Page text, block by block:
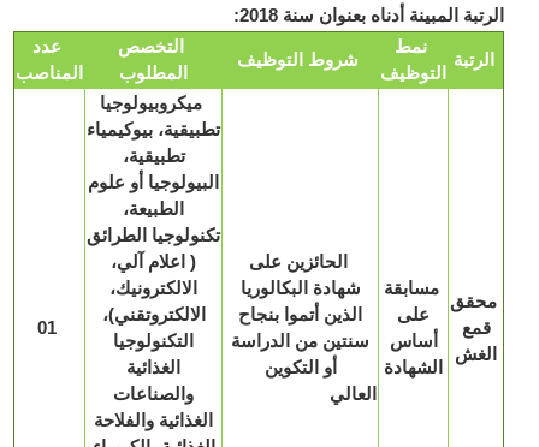
المبينة أدناه بعنوان سنة 2018:
عدد
المناصب
التخصص
المطلوب
شروط التوظيف
التوظيف
01
ميكروبيولوجيا
تطبيقية، بيوكيمياء
تطبيقية،
البيولوجيا أو علوم
الطبيعة،
تكنولوجيا الطرائق
( اعلام آلي،
الالكترونيك،
الالكتروتقني)،
التكنولوجيا
والصناعات
الغذائية والفلاحة
الحائزين على
شهادة البكالوريا
الذين أتموا بنجاح
سنتين من الدراسة
أو التكوين
العالي
مسابقة
على
أساس
الشهادة